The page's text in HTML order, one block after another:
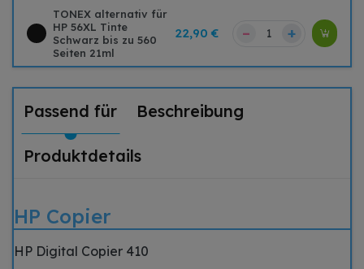
TONEX alternativ für
HP 56XL Tinte
Schwarz bis zu 560
Seiten 21ml
22,90 € – +
Passend für Beschreibung
Produktdetails
HP Copier
HP Digital Copier 410